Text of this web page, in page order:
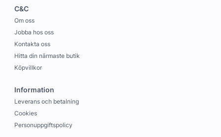
C&C
Om oss
Jobba hos oss
Kontakta oss
Hitta din närmaste butik
Köpvillkor
Information
Leverans och betalning
Cookies
Personuppgiftspolicy